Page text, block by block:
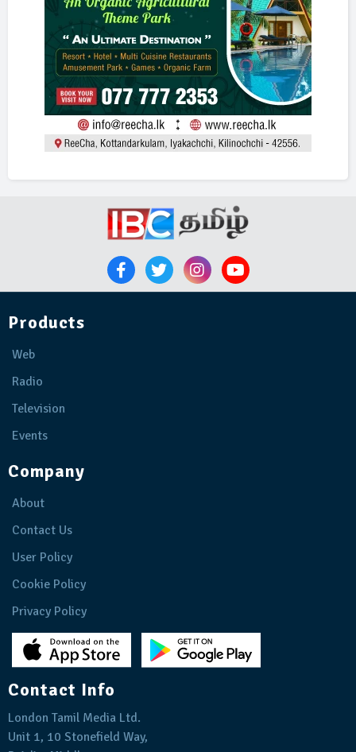
Products
Web
Radio
Television
Events
Company
About
Contact Us
User Policy
Cookie Policy
Privacy Policy
Contact Info
London Tamil Media Ltd.
Unit 1, 10 Stonefield Way,